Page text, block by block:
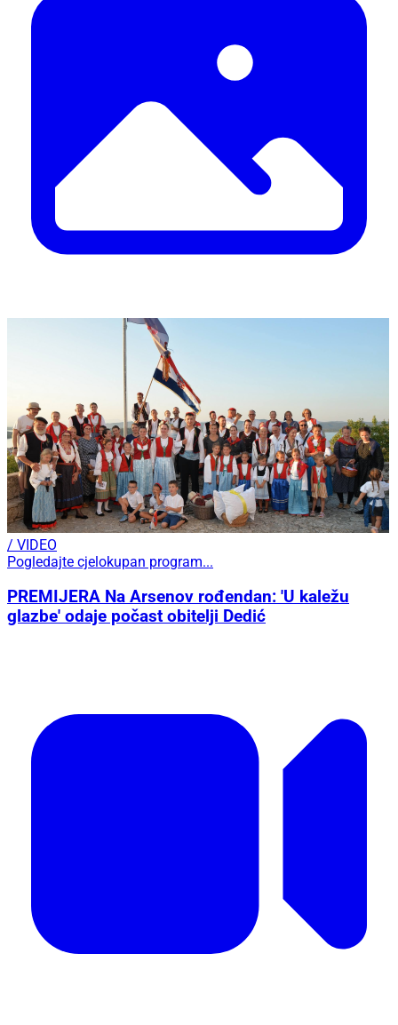
/ VIDEO
Pogledajte cjelokupan program...
PREMIJERA Na Arsenov rođendan: 'U kaležu
glazbe' odaje počast obitelji Dedić